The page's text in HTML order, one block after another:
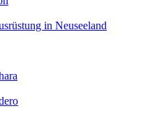
in Neuseeland